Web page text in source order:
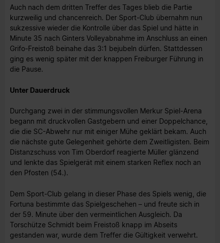
Auch nach dem dritten Treffer des Tages blieb die Partie
kurzweilig und chancenreich. Der Sport-Club übernahm nun
sukzessive wieder die Kontrolle über das Spiel und hätte in
Minute 35 nach Ginters Volleyabnahme im Anschluss an einen
Grifo-Freistoß beinahe das 3:1 bejubeln dürfen. Stattdessen
ging es wenig später mit der knappen Freiburger Führung in
die Pause.
Unter Dauerdruck
Durchgang zwei in der stimmungsvollen Merkur Spiel-Arena
begann mit druckvollen Gastgebern und einer Doppelchance,
die die SC-Abwehr nur mit einiger Mühe geklärt bekam. Auch
die nächste gute Gelegenheit gehörte dem Zweitligisten. Beim
Distanzschuss von Tim Oberdorf reagierte Müller glänzend
und lenkte das Spielgerät mit einem starken Reflex noch an
den Pfosten (54.).
Dem Sport-Club gelang in dieser Phase des Spiels wenig, die
Fortuna bestimmte das Spielgeschehen – und freute sich in
der 59. Minute über den vermeintlichen Ausgleich. Da
Torschütze Schmidt beim Freistoß knapp im Abseits
gestanden war, wurde dem Treffer die Gültigkeit verwehrt.